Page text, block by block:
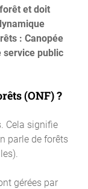
et doit
: Canopée
service public
(ONF) ?
Cela signifie
parle de forêts
gérées par